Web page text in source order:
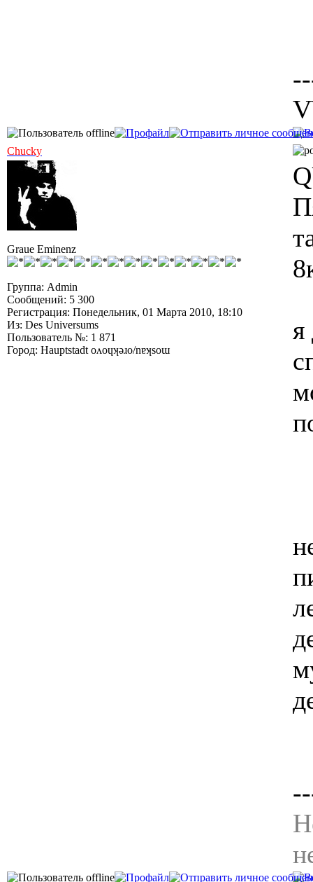
Chucky
Graue Eminenz
Группа: Admin
Сообщений: 5 300
Регистрация: Понедельник, 01 Марта 2010, 18:10
Из: Des Universums
Пользователь №: 1 871
Город: Hauptstadt oʌoɥʞǝɹo/nɐʞsoɯ
я